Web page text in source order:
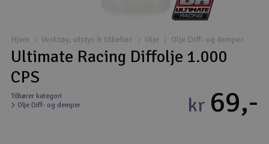
Droner
Droner for FPV
Fly
Hjem Verktøy, utstyr & tilbehør Olje Olje Diff- og demper
Ultimate Racing Diffolje 1.000
CPS
Tilhører kategori
Olje Diff- og demper
kr 69,-